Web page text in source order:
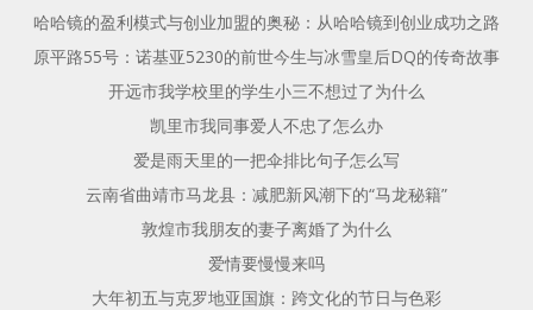
哈哈镜的盈利模式与创业加盟的奥秘：从哈哈镜到创业成功之路
原平路55号：诺基亚5230的前世今生与冰雪皇后DQ的传奇故事
开远市我学校里的学生小三不想过了为什么
凯里市我同事爱人不忠了怎么办
爱是雨天里的一把伞排比句子怎么写
云南省曲靖市马龙县：减肥新风潮下的“马龙秘籍”
敦煌市我朋友的妻子离婚了为什么
爱情要慢慢来吗
大年初五与克罗地亚国旗：跨文化的节日与色彩